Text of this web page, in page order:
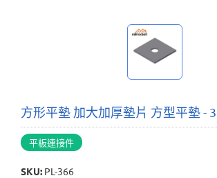
方形平墊 加大加厚墊片 方型平墊 -
平板連接件
SKU: PL-366